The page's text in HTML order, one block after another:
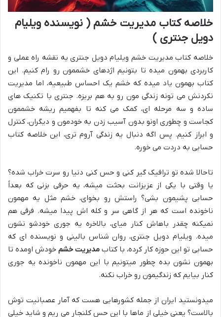
خلاصه کتاب مدیریت خشم ( نویسنده ویلیام
دویل جنتری )
خلاصه کتاب مدیریت خشم ویلیام دویل جنتری یه نقشه راه عملی و
کاربردی بهمون میده تا بتونیم اژدهای خشممون رو رام کنیم. این
کتاب بهمون یاد میده که خشم یک احساس طبیعیه، اما مدیریت
نکردنش می تونه زندگی مون رو به هم بریزه. جنتری با تکنیک های
ساده و سه مرحله ای، کمک می کنه تا بفهمیم ریشه خشممون
کجاست و چطوری اونو بدون آسیب زدن به خودمون و دیگران، کنترل
و ابراز کنیم. پس اگه دنبال یه زندگی آروم تری، این خلاصه کتاب
حسابی به دردت می خوره.
تاحالا شده تو ترافیک گیر کنی و حس کنی دنیا رو سرت خراب شده؟
یا وقتی با یکی از عزیزانت بحثت میشه، یه حرفی بزنی که بعداً
حسابی پشیمون بشی؟ راستش رو بخوای، خشم مثل یه مهمون
ناخونده است که هر از گاهی سر و کله اش پیدا میشه. فرقی هم
نمیکنه چقدر باهاش کنار میای، بالاخره یه جوری خودشو نشون
میده. ویلیام دویل جنتری، روان شناس بالینی و نویسنده ای که
حسابی تو این حوزه کار کرده، با کتاب مدیریت خشم خودش اومده تا
بهمون نشون بده چطور میتونیم با این مهمون ناخونده یه جوری
کنار بیایم که زندگیمون رو خراب نکنه.
میدونستید ایران از جمله کشورهایی هست که آمار عصبانیت توش
بالاست؟ یعنی خیلی از ماها با این حس کلنجار می ریم و شاید خیلی